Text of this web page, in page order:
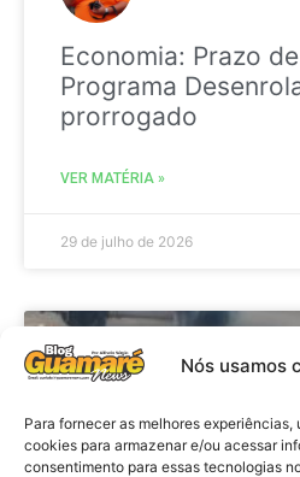
Nós usamos
Para fornecer as melhores
cookies para armazenar e/ou acessar
consentimento para essas tecnologias
Economia: Prazo
Programa
prorrogado
VER MATÉRIA »
29 de julho de 2026